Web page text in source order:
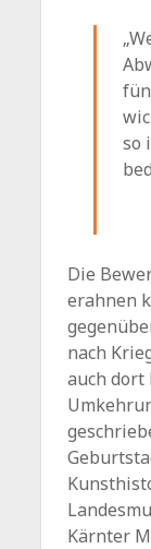
so
Die
erahnen
nach
auch dort
Kärnter